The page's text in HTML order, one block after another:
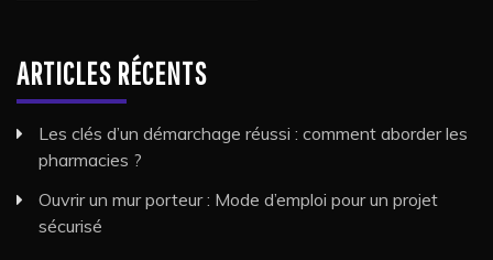
ARTICLES RÉCENTS
Les clés d’un démarchage réussi : comment aborder les
pharmacies ?
Ouvrir un mur porteur : Mode d’emploi pour un projet
sécurisé